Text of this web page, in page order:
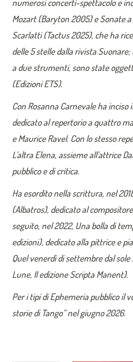
numerosi concerti-spettacolo e
Mozart (Baryton2005) e Sonate
Scarlatti (Tactus2025), che ha
delle5 stelledalla rivista Suonare;
a due strumenti, sono state
(EdizioniETS).
Con Rosanna Carnevale ha inciso
dedicato al repertorio a quattro m
e Maurice Ravel. Con lostesso
L’altra Elena,assieme all’attrice
pubblico e di critica.
Ha esordito nella scrittura, nel
(Albatros), dedicato al
seguito, nel 2022, Una bolla di
edizioni), dedicato alla pittrice e
Quel venerdì di settembre dal
Lune, II edizioneScripta Manent).
Per i tipi diEphemeria pubblico il
storie di Tango” nel giugno 2026.